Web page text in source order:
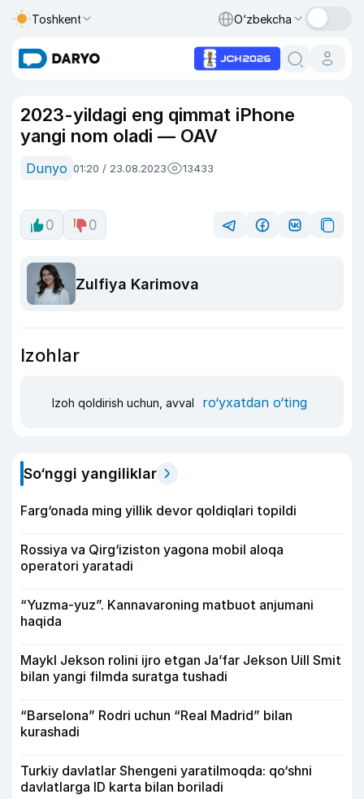
Toshkent O‘zbekcha
2023-yildagi eng qimmat iPhone
yangi nom oladi — OAV
Dunyo 01:20 / 23.08.2023 13433
0 0
Zulfiya Karimova
Izohlar
Izoh qoldirish uchun, avval ro‘yxatdan o‘ting
So‘nggi yangiliklar
Farg‘onada ming yillik devor qoldiqlari topildi
Rossiya va Qirg‘iziston yagona mobil aloqa
operatori yaratadi
“Yuzma-yuz”. Kannavaroning matbuot anjumani
haqida
Maykl Jekson rolini ijro etgan Ja’far Jekson Uill Smit
bilan yangi filmda suratga tushadi
“Barselona” Rodri uchun “Real Madrid” bilan
kurashadi
Turkiy davlatlar Shengeni yaratilmoqda: qo‘shni
davlatlarga ID karta bilan boriladi